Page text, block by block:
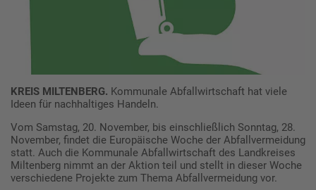
KREIS MILTENBERG. Kommunale Abfallwirtschaft hat viele
Ideen für nachhaltiges Handeln.
Vom Samstag, 20. November, bis einschließlich Sonntag, 28.
November, findet die Europäische Woche der Abfallvermeidung
statt. Auch die Kommunale Abfallwirtschaft des Landkreises
Miltenberg nimmt an der Aktion teil und stellt in dieser Woche
verschiedene Projekte zum Thema Abfallvermeidung vor.